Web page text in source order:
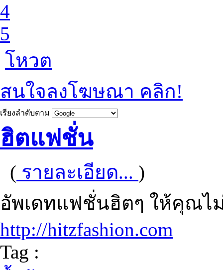
4
5
โหวต
สนใจลงโฆษณา คลิก!
เรียงลำดับตาม
ฮิตแฟชั่น
( รายละเอียด... )
อัพเดทแฟชั่นฮิตๆ ให้คุณไ
http://hitzfashion.com
Tag :